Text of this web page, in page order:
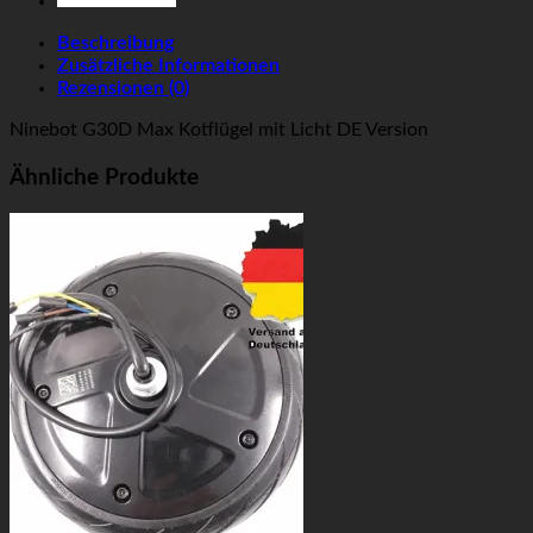
Beschreibung
Zusätzliche Informationen
Rezensionen (0)
Ninebot G30D Max Kotflügel mit Licht DE Version
Ähnliche Produkte